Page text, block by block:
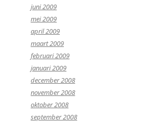
juni 2009
mei 2009
april 2009
maart 2009
februari 2009
januari 2009
december 2008
november 2008
oktober 2008
september 2008